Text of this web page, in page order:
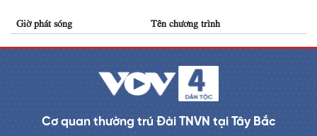
Giờ phát sóng Tên chương trình
Cơ quan thường trú Đài TNVN tại Tây Bắc